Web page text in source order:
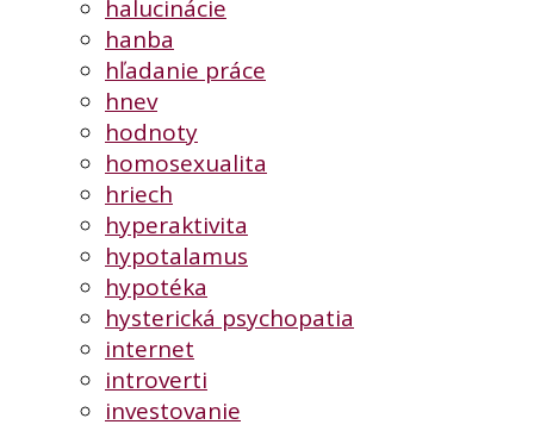
halucinácie
hanba
hľadanie práce
hnev
hodnoty
homosexualita
hriech
hyperaktivita
hypotalamus
hypotéka
hysterická psychopatia
internet
introverti
investovanie